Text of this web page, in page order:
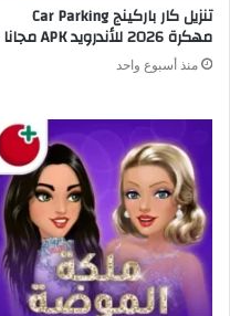
تنزيل كار باركينج Car Parking
مهكرة 2026 للأندرويد APK مجانا
منذ أسبوع واحد